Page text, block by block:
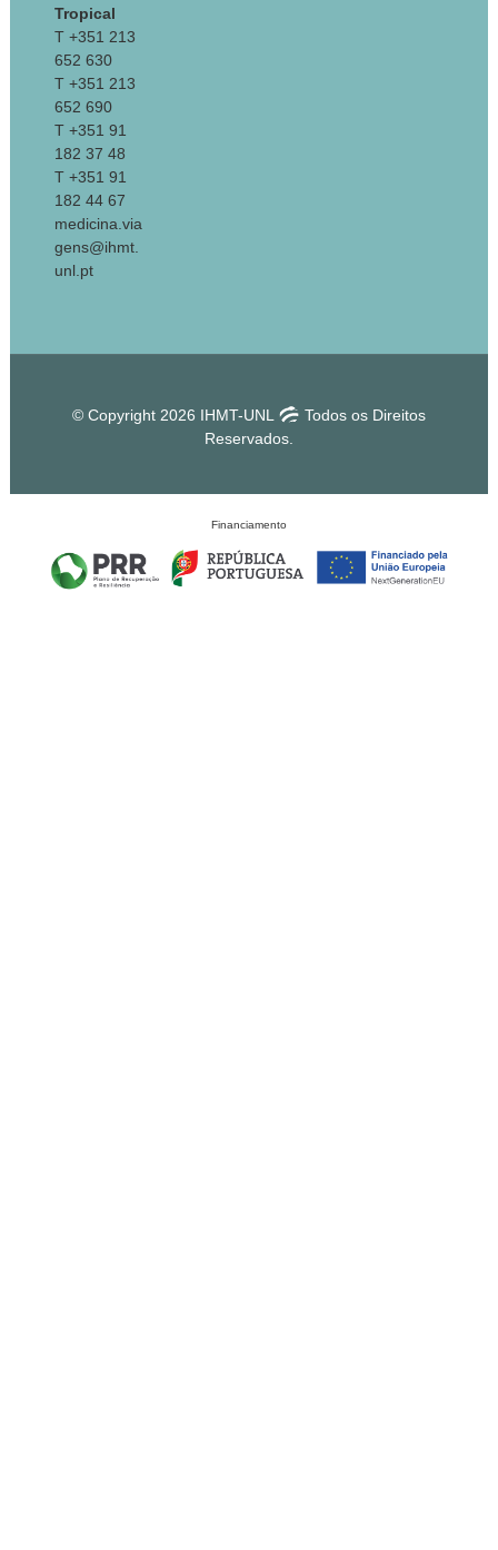
Tropical
T +351 213
652 630
T +351 213
652 690
T +351 91
182 37 48
T +351 91
182 44 67
medicina.via
gens@ihmt.
unl.pt
© Copyright 2026 IHMT-UNL
Todos os Direitos
Reservados.
Financiamento